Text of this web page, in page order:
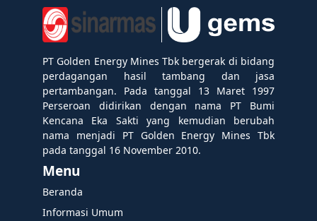
PT Golden Energy Mines Tbk bergerak di bidang
perdagangan hasil tambang dan jasa
pertambangan. Pada tanggal 13 Maret 1997
Perseroan didirikan dengan nama PT Bumi
Kencana Eka Sakti yang kemudian berubah
nama menjadi PT Golden Energy Mines Tbk
pada tanggal 16 November 2010.
Menu
Beranda
Informasi Umum